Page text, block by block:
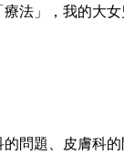
法」，我的大
題、皮膚科的